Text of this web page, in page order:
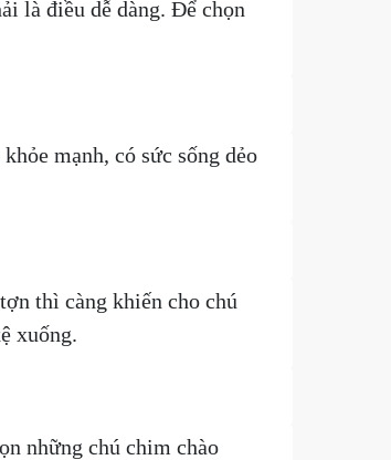
là điều dễ dàng. Để chọn
mạnh, có sức sống dẻo
thì càng khiến cho chú
xuống.
những chú chim chào